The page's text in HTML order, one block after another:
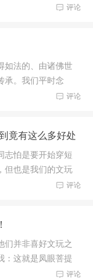
评论
如法的、由诸佛世
承。我们平时念
评论
竟有这么多好处
志怕是要开始穿短
但也是我们的文玩
评论
们并非喜好文玩之
：这就是凤眼菩提
评论